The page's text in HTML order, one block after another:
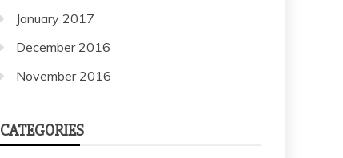
January 2017
December 2016
November 2016
CATEGORIES